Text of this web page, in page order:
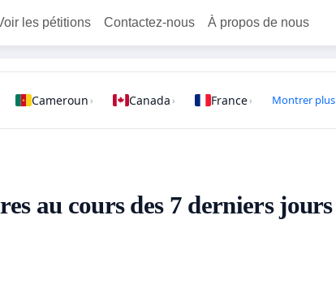
les pétitions Contactez-nous À propos de nous
Cameroun › Canada › France› Montrer plus
au cours des 7 derniers jours